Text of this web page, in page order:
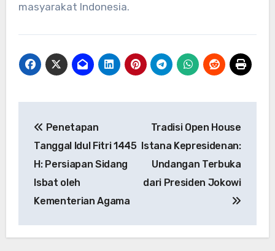
masyarakat Indonesia.
pos
Penetapan
Tanggal Idul Fitri 1445
H: Persiapan Sidang
Isbat oleh
Kementerian Agama
Tradisi Open House
Istana Kepresidenan:
Undangan Terbuka
dari Presiden Jokowi